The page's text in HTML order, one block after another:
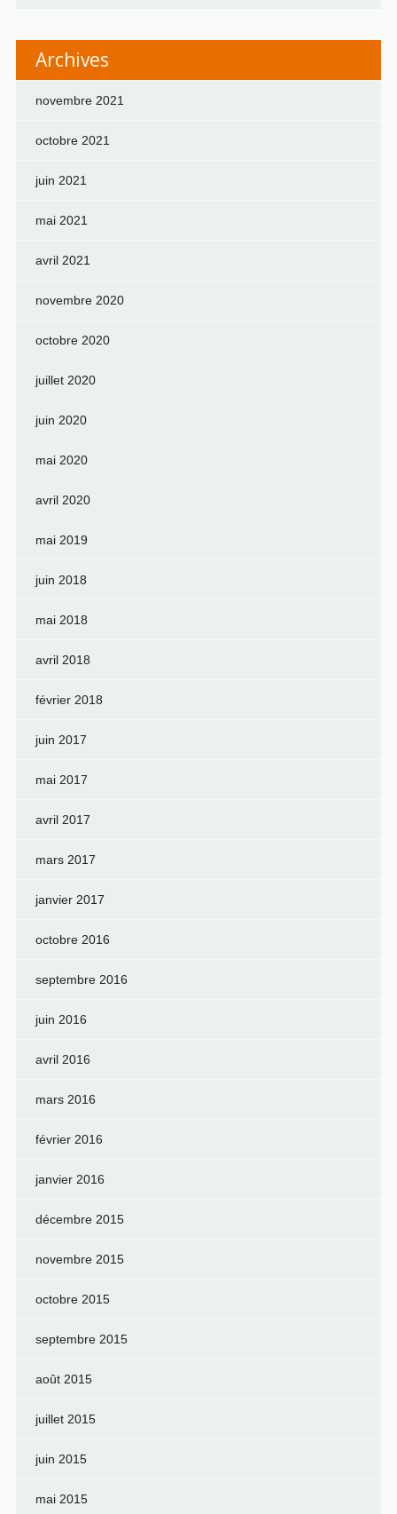
Archives
novembre 2021
octobre 2021
juin 2021
mai 2021
avril 2021
novembre 2020
octobre 2020
juillet 2020
juin 2020
mai 2020
avril 2020
mai 2019
juin 2018
mai 2018
avril 2018
février 2018
juin 2017
mai 2017
avril 2017
mars 2017
janvier 2017
octobre 2016
septembre 2016
juin 2016
avril 2016
mars 2016
février 2016
janvier 2016
décembre 2015
novembre 2015
octobre 2015
septembre 2015
août 2015
juillet 2015
juin 2015
mai 2015